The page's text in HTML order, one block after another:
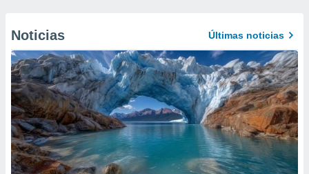
Noticias Últimas noticias